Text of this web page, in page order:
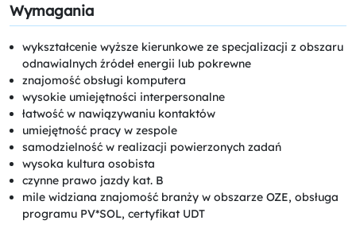
Wymagania
wykształcenie wyższe kierunkowe ze specjalizacji z obszaru
odnawialnych źródeł energii lub pokrewne
znajomość obsługi komputera
wysokie umiejętności interpersonalne
łatwość w nawiązywaniu kontaktów
umiejętność pracy w zespole
samodzielność w realizacji powierzonych zadań
wysoka kultura osobista
czynne prawo jazdy kat. B
mile widziana znajomość branży w obszarze OZE, obsługa
programu PV*SOL, certyfikat UDT